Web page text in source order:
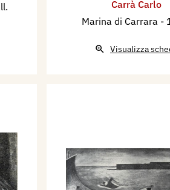
Carrà Carlo
Marina di Carrara -
Visualizza